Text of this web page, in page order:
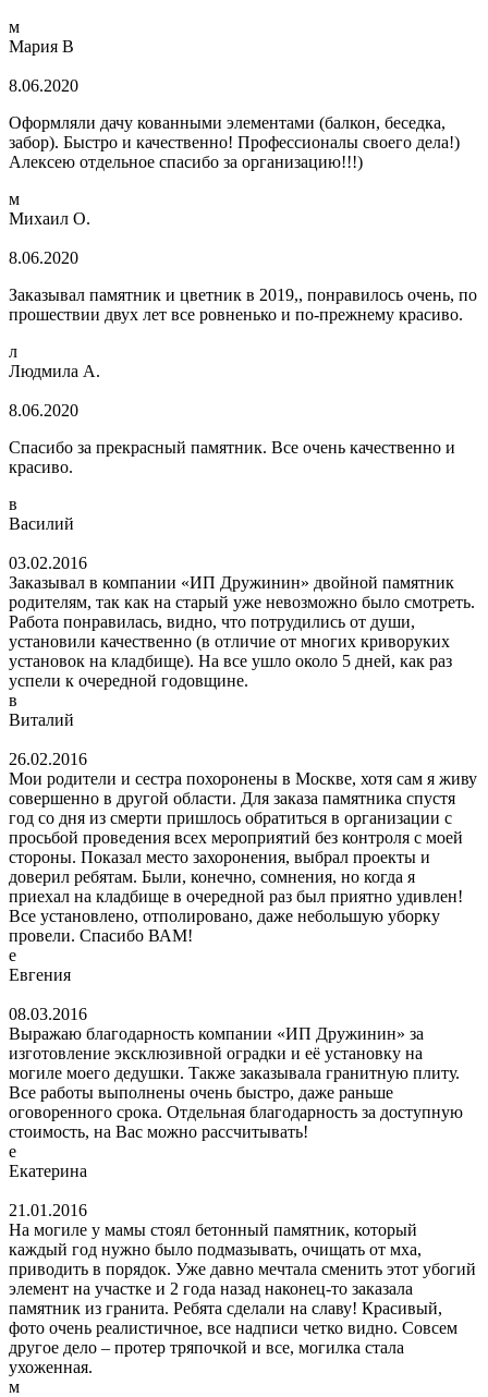
м
Мария В
8.06.2020
Оформляли дачу кованными элементами (балкон, беседка,
забор). Быстро и качественно! Профессионалы своего дела!)
Алексею отдельное спасибо за организацию!!!)
м
Михаил О.
8.06.2020
Заказывал памятник и цветник в 2019,, понравилось очень, по
прошествии двух лет все ровненько и по-прежнему красиво.
л
Людмила А.
8.06.2020
Спасибо за прекрасный памятник. Все очень качественно и
красиво.
в
Василий
03.02.2016
Заказывал в компании «ИП Дружинин» двойной памятник
родителям, так как на старый уже невозможно было смотреть.
Работа понравилась, видно, что потрудились от души,
установили качественно (в отличие от многих криворуких
установок на кладбище). На все ушло около 5 дней, как раз
успели к очередной годовщине.
в
Виталий
26.02.2016
Мои родители и сестра похоронены в Москве, хотя сам я живу
совершенно в другой области. Для заказа памятника спустя
год со дня из смерти пришлось обратиться в организации с
просьбой проведения всех мероприятий без контроля с моей
стороны. Показал место захоронения, выбрал проекты и
доверил ребятам. Были, конечно, сомнения, но когда я
приехал на кладбище в очередной раз был приятно удивлен!
Все установлено, отполировано, даже небольшую уборку
провели. Спасибо ВАМ!
е
Евгения
08.03.2016
Выражаю благодарность компании «ИП Дружинин» за
изготовление эксклюзивной оградки и её установку на
могиле моего дедушки. Также заказывала гранитную плиту.
Все работы выполнены очень быстро, даже раньше
оговоренного срока. Отдельная благодарность за доступную
стоимость, на Вас можно рассчитывать!
е
Екатерина
21.01.2016
На могиле у мамы стоял бетонный памятник, который
каждый год нужно было подмазывать, очищать от мха,
приводить в порядок. Уже давно мечтала сменить этот убогий
элемент на участке и 2 года назад наконец-то заказала
памятник из гранита. Ребята сделали на славу! Красивый,
фото очень реалистичное, все надписи четко видно. Совсем
другое дело – протер тряпочкой и все, могилка стала
ухоженная.
м